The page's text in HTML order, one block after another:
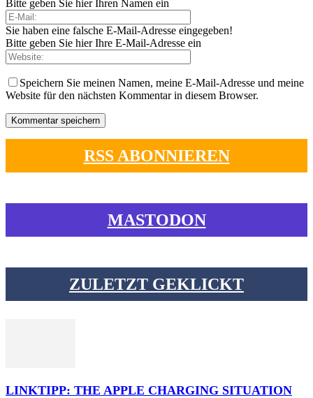
Bitte geben Sie hier Ihren Namen ein
Sie haben eine falsche E-Mail-Adresse eingegeben!
Bitte geben Sie hier Ihre E-Mail-Adresse ein
Speichern Sie meinen Namen, meine E-Mail-Adresse und meine
Website für den nächsten Kommentar in diesem Browser.
RSS ABONNIEREN
MASTODON
ZULETZT GEKLICKT
LINKTIPP: THE APPLE CHARGING SITUATION